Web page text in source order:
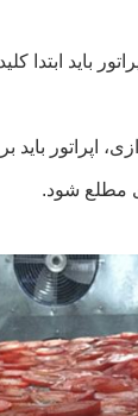
باید
اپراتور
مطلع شود.